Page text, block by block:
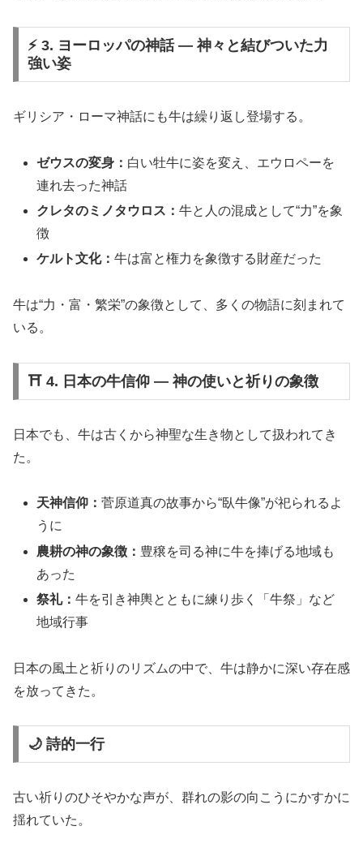
⚡ 3. ヨーロッパの神話 ― 神々と結びついた力
強い姿
ギリシア・ローマ神話にも牛は繰り返し登場する。
ゼウスの変身： 白い牡牛に姿を変え、エウロペーを
連れ去った神話
クレタのミノタウロス：牛と人の混成として“力”を象
徴
ケルト文化：牛は富と権力を象徴する財産だった
牛は“力・富・繁栄”の象徴として、多くの物語に刻まれて
いる。
⛩️ 4. 日本の牛信仰 ― 神の使いと祈りの象徴
日本でも、牛は古くから神聖な生き物として扱われてき
た。
天神信仰：菅原道真の故事から“臥牛像”が祀られるよ
うに
農耕の神の象徴： 豊穣を司る神に牛を捧げる地域も
あった
祭礼：牛を引き神輿とともに練り歩く「牛祭」など
地域行事
日本の風土と祈りのリズムの中で、牛は静かに深い存在感
を放ってきた。
🌙 詩的一行
古い祈りのひそやかな声が、群れの影の向こうにかすかに
揺れていた。